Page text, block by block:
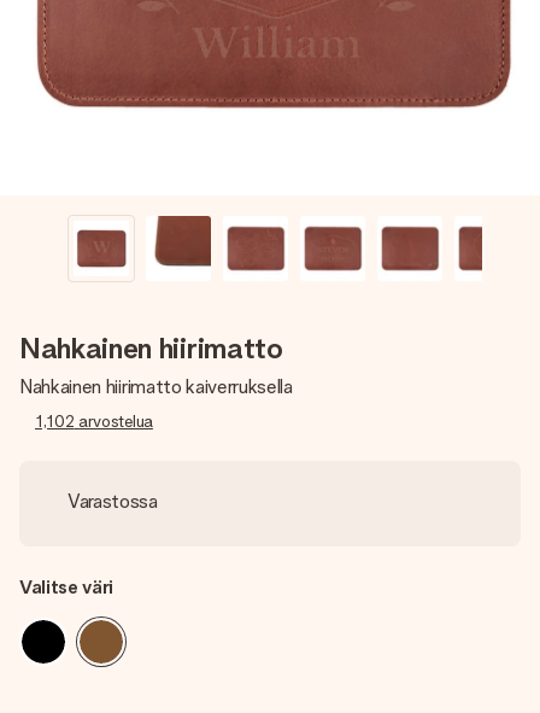
nopeammin kuin ehdit sanoa “yllätys!”
Nahkainen hiirimatto
Nahkainen hiirimatto kaiverruksella
1,102 arvostelua
Varastossa
Valitse väri